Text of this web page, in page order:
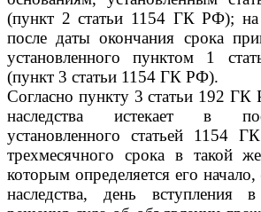
(пункт 2 статьи 1154 ГК РФ);
после даты окончания срока
установленного пунктом 1
(пункт 3 статьи 1154 ГК РФ).
Согласно пункту 3 статьи 192 ГК
наследства истекает в
установленного статьей 1154
трехмесячного срока в такой
которым определяется его
наследства, день вступления